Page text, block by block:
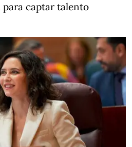
captar talento